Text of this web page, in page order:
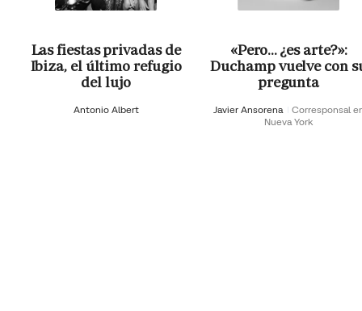
Las fiestas privadas de
Ibiza, el último refugio
del lujo
Antonio Albert
«Pero… ¿es arte?»:
Duchamp vuelve con
pregunta
Javier Ansorena
Corresponsal
Nueva York